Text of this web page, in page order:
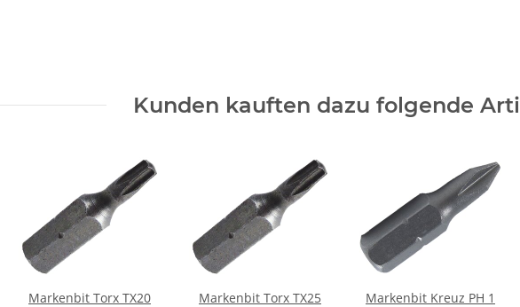
Kunden kauften dazu folgende
Markenbit Torx TX20
Markenbit Torx TX25
Markenbit Kreuz PH 1